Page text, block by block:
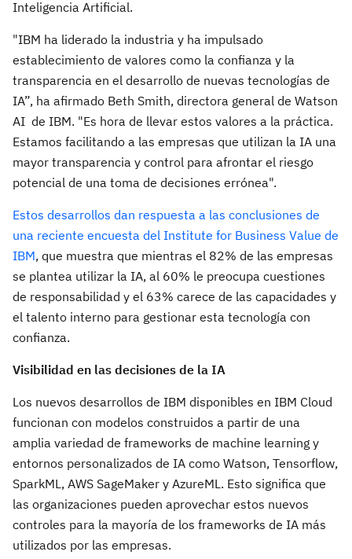
Inteligencia Artificial.
"IBM ha liderado la industria y ha impulsado
establecimiento de valores como la confianza y la
transparencia en el desarrollo de nuevas tecnologías de
IA”, ha afirmado Beth Smith, directora general de Watson
AI de IBM. "Es hora de llevar estos valores a la práctica.
Estamos facilitando a las empresas que utilizan la IA una
mayor transparencia y control para afrontar el riesgo
potencial de una toma de decisiones errónea".
Estos desarrollos dan respuesta a las conclusiones de
una reciente encuesta del Institute for Business Value de
IBM, que muestra que mientras el 82% de las empresas
se plantea utilizar la IA, al 60% le preocupa cuestiones
de responsabilidad y el 63% carece de las capacidades y
el talento interno para gestionar esta tecnología con
confianza.
Visibilidad en las decisiones de la IA
Los nuevos desarrollos de IBM disponibles en IBM Cloud
funcionan con modelos construidos a partir de una
amplia variedad de frameworks de machine learning y
entornos personalizados de IA como Watson, Tensorflow,
SparkML, AWS SageMaker y AzureML. Esto significa que
las organizaciones pueden aprovechar estos nuevos
controles para la mayoría de los frameworks de IA más
utilizados por las empresas.